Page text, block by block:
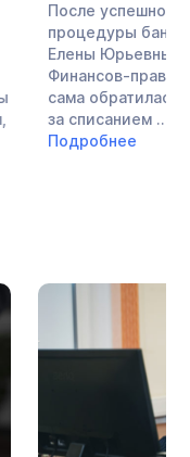
После успешно
процедуры
Елены Юрьевны
Финансов-
сама обратилась
за списанием ...
Подробнее